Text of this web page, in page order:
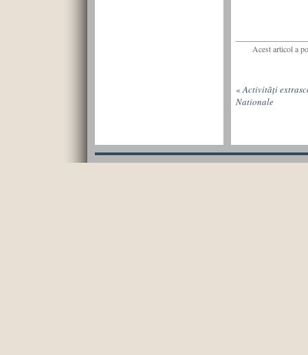
Acest articol a
«Activități
Nationale